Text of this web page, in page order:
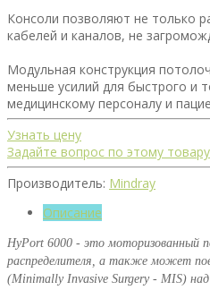
Консоли позволяют не только
кабелей и каналов, не
Модульная конструкция
меньше усилий для быстрого и
медицинскому персоналу и
Узнать цену
Задайте вопрос по этому товару
Производитель: Mindray
Описание
HyPort 6000 - это моторизованный
распределителя, а также может
(Minimally Invasive Surgery - MIS)